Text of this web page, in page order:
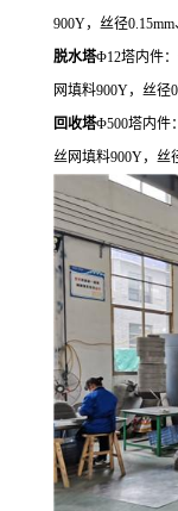
900Y，丝径
脱水塔Φ12塔内件
网填料900Y，丝径
回收塔Φ500塔内件
丝网填料900Y，丝